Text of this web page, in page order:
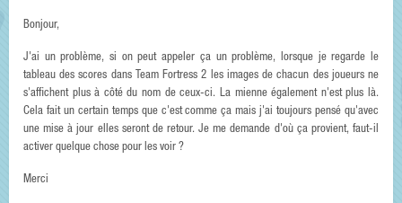
Bonjour,
J'ai un problème, si on peut appeler ça un problème, lorsque je regarde le
tableau des scores dans Team Fortress 2 les images de chacun des joueurs ne
s'affichent plus à côté du nom de ceux-ci. La mienne également n'est plus là.
Cela fait un certain temps que c'est comme ça mais j'ai toujours pensé qu'avec
une mise à jour elles seront de retour. Je me demande d'où ça provient, faut-il
activer quelque chose pour les voir ?
Merci